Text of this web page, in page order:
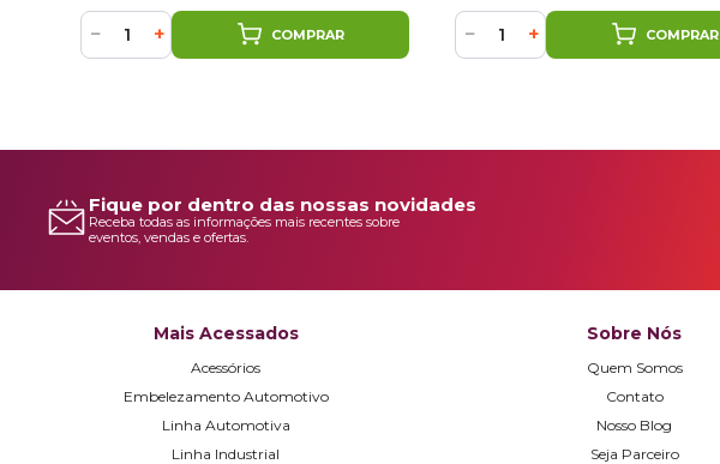
− + COMPRAR − + COMPRAR
Fique por dentro das nossas novidades
Receba todas as informações mais recentes sobre
eventos, vendas e ofertas.
Mais Acessados
Acessórios
Embelezamento Automotivo
Linha Automotiva
Linha Industrial
Sobre Nós
Quem Somos
Contato
Nosso Blog
Seja Parceiro